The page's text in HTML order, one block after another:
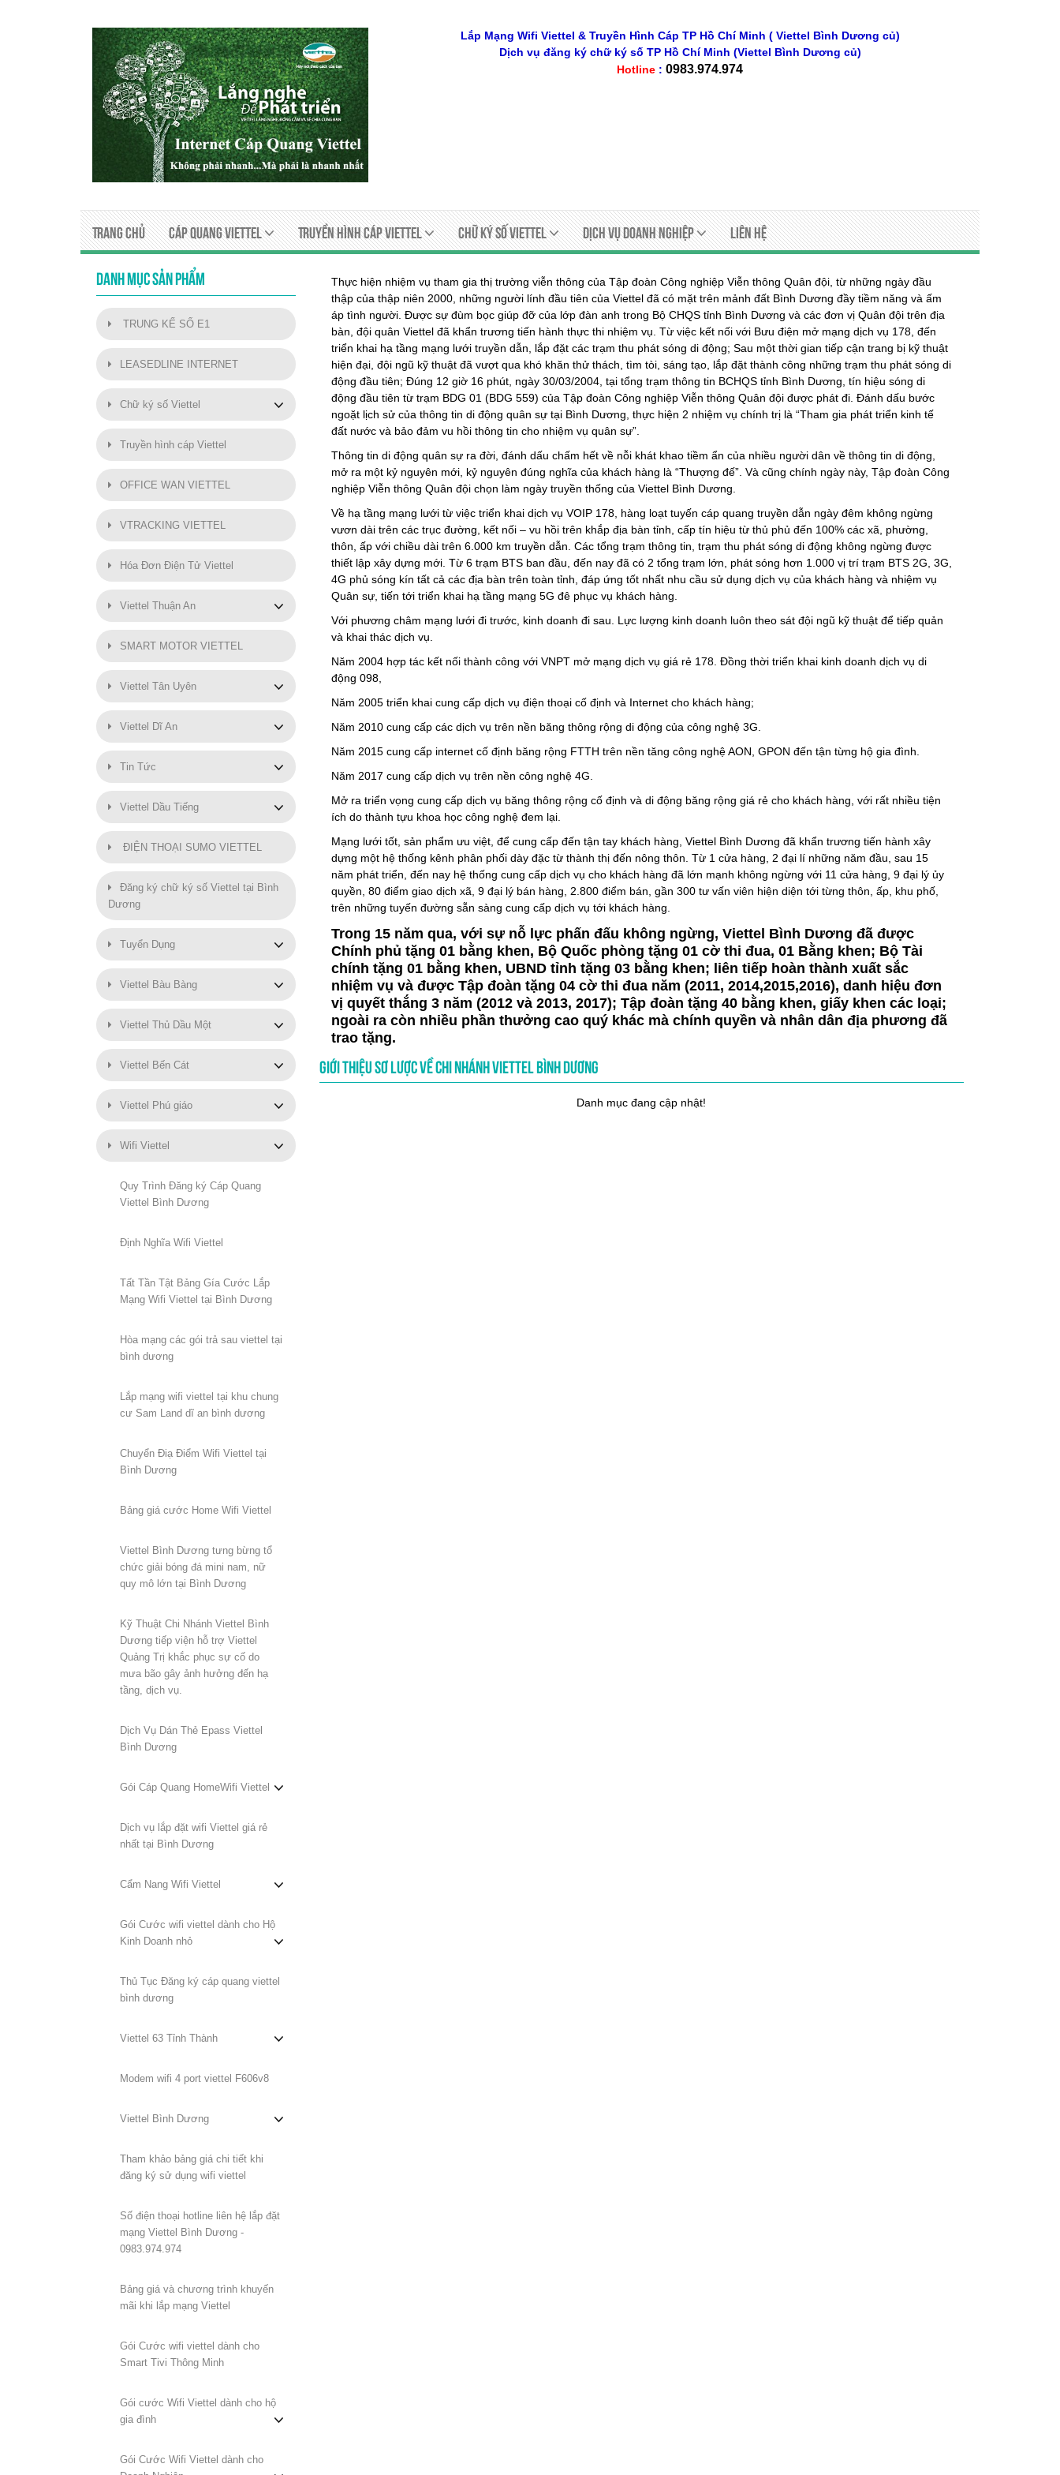
Lắp Mạng Wifi Viettel & Truyền Hình Cáp TP Hồ Chí Minh ( Viettel Bình Dương củ)
Dịch vụ đăng ký chữ ký số TP Hồ Chí Minh (Viettel Bình Dương củ)
Hotline : 0983.974.974
Trang chủ Cáp quang viettel Truyền Hình Cáp Viettel Chữ ký số viettel Dịch Vụ Doanh Nghiệp Liên hệ
DANH MỤC SẢN PHẨM
TRUNG KẾ SỐ E1
LEASEDLINE INTERNET
Chữ ký số Viettel
Truyền hình cáp Viettel
OFFICE WAN VIETTEL
VTRACKING VIETTEL
Hóa Đơn Điện Tử Viettel
Viettel Thuận An
SMART MOTOR VIETTEL
Viettel Tân Uyên
Viettel Dĩ An
Tin Tức
Viettel Dầu Tiếng
ĐIỆN THOẠI SUMO VIETTEL
Đăng ký chữ ký số Viettel tại Bình
Dương
Tuyển Dụng
Viettel Bàu Bàng
Viettel Thủ Dầu Một
Viettel Bến Cát
Viettel Phú giáo
Wifi Viettel
Quy Trình Đăng ký Cáp Quang
Viettel Bình Dương
Định Nghĩa Wifi Viettel
Tất Tần Tật Bảng Gía Cước Lắp
Mạng Wifi Viettel tại Bình Dương
Hòa mạng các gói trả sau viettel tại
bình dương
Lắp mạng wifi viettel tại khu chung
cư Sam Land dĩ an bình dương
Chuyển Điạ Điểm Wifi Viettel tại
Bình Dương
Bảng giá cước Home Wifi Viettel
Viettel Bình Dương tưng bừng tổ
chức giải bóng đá mini nam, nữ
quy mô lớn tại Bình Dương
Kỹ Thuật Chi Nhánh Viettel Bình
Dương tiếp viện hỗ trợ Viettel
Quảng Trị khắc phục sự cố do
mưa bão gây ảnh hưởng đến hạ
tầng, dịch vụ.
Dịch Vụ Dán Thẻ Epass Viettel
Bình Dương
Gói Cáp Quang HomeWifi Viettel
Dịch vụ lắp đặt wifi Viettel giá rẻ
nhất tại Bình Dương
Cẩm Nang Wifi Viettel
Gói Cước wifi viettel dành cho Hộ
Kinh Doanh nhỏ
Thủ Tục Đăng ký cáp quang viettel
bình dương
Viettel 63 Tỉnh Thành
Modem wifi 4 port viettel F606v8
Viettel Bình Dương
Tham khảo bảng giá chi tiết khi
đăng ký sử dụng wifi viettel
Số điện thoại hotline liên hệ lắp đặt
mạng Viettel Bình Dương -
0983.974.974
Bảng giá và chương trình khuyến
mãi khi lắp mạng Viettel
Gói Cước wifi viettel dành cho
Smart Tivi Thông Minh
Gói cước Wifi Viettel dành cho hộ
gia đình
Gói Cước Wifi Viettel dành cho
Thực hiện nhiệm vụ tham gia thị trường viễn thông của Tập đoàn Công nghiệp Viễn thông Quân đội, từ những ngày đầu
thập của thập niên 2000, những người lính đầu tiên của Viettel đã có mặt trên mảnh đất Bình Dương đầy tiềm năng và ấm
áp tình người. Được sự đùm bọc giúp đỡ của lớp đàn anh trong Bộ CHQS tỉnh Bình Dương và các đơn vị Quân đội trên địa
bàn, đội quân Viettel đã khẩn trương tiến hành thực thi nhiệm vụ. Từ việc kết nối với Bưu điện mở mạng dịch vụ 178, đến
triển khai hạ tầng mạng lưới truyền dẫn, lắp đặt các trạm thu phát sóng di động; Sau một thời gian tiếp cận trang bị kỹ thuật
hiện đại, đội ngũ kỹ thuật đã vượt qua khó khăn thử thách, tìm tòi, sáng tạo, lắp đặt thành công những trạm thu phát sóng di
động đầu tiên; Đúng 12 giờ 16 phút, ngày 30/03/2004, tại tổng trạm thông tin BCHQS tỉnh Bình Dương, tín hiệu sóng di
động đầu tiên từ trạm BDG 01 (BDG 559) của Tập đoàn Công nghiệp Viễn thông Quân đội được phát đi. Đánh dấu bước
ngoặt lịch sử của thông tin di động quân sự tại Bình Dương, thực hiện 2 nhiệm vụ chính trị là “Tham gia phát triển kinh tế
đất nước và bảo đảm vu hồi thông tin cho nhiệm vụ quân sự”.
Thông tin di động quân sự ra đời, đánh dấu chấm hết về nỗi khát khao tiềm ẩn của nhiều người dân về thông tin di động,
mở ra một kỷ nguyên mới, kỷ nguyên đúng nghĩa của khách hàng là “Thượng đế”. Và cũng chính ngày này, Tập đoàn Công
nghiệp Viễn thông Quân đội chọn làm ngày truyền thống của Viettel Bình Dương.
Về hạ tầng mạng lưới từ việc triển khai dịch vụ VOIP 178, hàng loạt tuyến cáp quang truyền dẫn ngày đêm không ngừng
vươn dài trên các trục đường, kết nối – vu hồi trên khắp địa bàn tỉnh, cấp tín hiệu từ thủ phủ đến 100% các xã, phường,
thôn, ấp với chiều dài trên 6.000 km truyền dẫn. Các tổng trạm thông tin, trạm thu phát sóng di động không ngừng được
thiết lập xây dựng mới. Từ 6 trạm BTS ban đầu, đến nay đã có 2 tổng trạm lớn, phát sóng hơn 1.000 vị trí trạm BTS 2G, 3G,
4G phủ sóng kín tất cả các địa bàn trên toàn tỉnh, đáp ứng tốt nhất nhu cầu sử dụng dịch vụ của khách hàng và nhiệm vụ
Quân sự, tiến tới triển khai hạ tầng mạng 5G đê phục vụ khách hàng.
Với phương châm mạng lưới đi trước, kinh doanh đi sau. Lực lượng kinh doanh luôn theo sát đội ngũ kỹ thuật để tiếp quản
và khai thác dịch vụ.
Năm 2004 hợp tác kết nối thành công với VNPT mở mạng dịch vụ giá rẻ 178. Đồng thời triển khai kinh doanh dịch vụ di
động 098,
Năm 2005 triển khai cung cấp dịch vụ điện thoại cố định và Internet cho khách hàng;
Năm 2010 cung cấp các dịch vụ trên nền băng thông rộng di động của công nghệ 3G.
Năm 2015 cung cấp internet cố định băng rộng FTTH trên nền tăng công nghệ AON, GPON đến tận từng hộ gia đình.
Năm 2017 cung cấp dịch vụ trên nền công nghệ 4G.
Mở ra triển vọng cung cấp dịch vụ băng thông rộng cố định và di động băng rộng giá rẻ cho khách hàng, với rất nhiều tiện
ích do thành tựu khoa học công nghệ đem lại.
Mạng lưới tốt, sản phẩm ưu việt, để cung cấp đến tận tay khách hàng, Viettel Bình Dương đã khẩn trương tiến hành xây
dựng một hệ thống kênh phân phối dày đặc từ thành thị đến nông thôn. Từ 1 cửa hàng, 2 đại lí những năm đầu, sau 15
năm phát triển, đến nay hệ thống cung cấp dịch vụ cho khách hàng đã lớn mạnh không ngừng với 11 cửa hàng, 9 đại lý ủy
quyền, 80 điểm giao dịch xã, 9 đại lý bán hàng, 2.800 điểm bán, gần 300 tư vấn viên hiện diện tới từng thôn, ấp, khu phố,
trên những tuyến đường sẵn sàng cung cấp dịch vụ tới khách hàng.
Trong 15 năm qua, với sự nỗ lực phấn đấu không ngừng, Viettel Bình Dương đã được
Chính phủ tặng 01 bằng khen, Bộ Quốc phòng tặng 01 cờ thi đua, 01 Bằng khen; Bộ Tài
chính tặng 01 bằng khen, UBND tỉnh tặng 03 bằng khen; liên tiếp hoàn thành xuất sắc
nhiệm vụ và được Tập đoàn tặng 04 cờ thi đua năm (2011, 2014,2015,2016), danh hiệu đơn
vị quyết thắng 3 năm (2012 và 2013, 2017); Tập đoàn tặng 40 bằng khen, giấy khen các loại;
ngoài ra còn nhiều phần thưởng cao quý khác mà chính quyền và nhân dân địa phương đã
trao tặng.
GIỚI THIỆU SƠ LƯỢC VỀ CHI NHÁNH VIETTEL BÌNH DƯƠNG
Danh mục đang cập nhật!